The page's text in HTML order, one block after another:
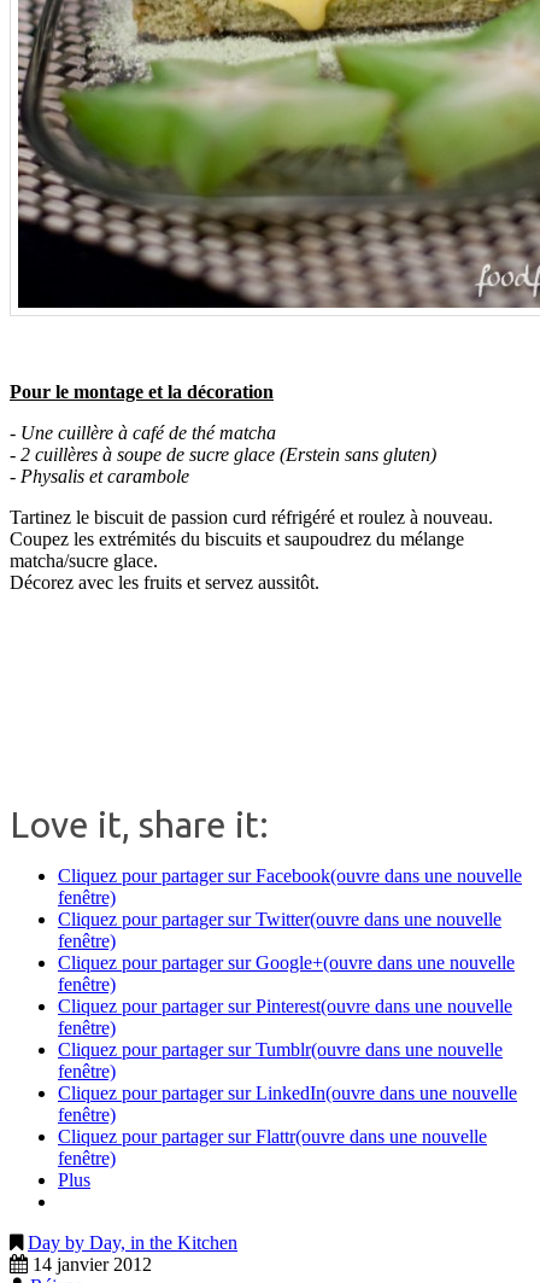
Pour le montage et la décoration
- Une cuillère à café de thé matcha
- 2 cuillères à soupe de sucre glace (Erstein sans gluten)
- Physalis et carambole
Tartinez le biscuit de passion curd réfrigéré et roulez à nouveau.
Coupez les extrémités du biscuits et saupoudrez du mélange
matcha/sucre glace.
Décorez avec les fruits et servez aussitôt.
Love it, share it:
Cliquez pour partager sur Facebook(ouvre dans une nouvelle
fenêtre)
Cliquez pour partager sur Twitter(ouvre dans une nouvelle
fenêtre)
Cliquez pour partager sur Google+(ouvre dans une nouvelle
fenêtre)
Cliquez pour partager sur Pinterest(ouvre dans une nouvelle
fenêtre)
Cliquez pour partager sur Tumblr(ouvre dans une nouvelle
fenêtre)
Cliquez pour partager sur LinkedIn(ouvre dans une nouvelle
fenêtre)
Cliquez pour partager sur Flattr(ouvre dans une nouvelle
fenêtre)
Plus
Day by Day, in the Kitchen
14 janvier 2012